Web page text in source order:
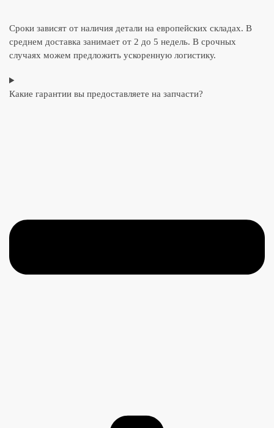
Сроки зависят от наличия детали на европейских складах. В
среднем доставка занимает от 2 до 5 недель. В срочных
случаях можем предложить ускоренную логистику.
Какие гарантии вы предоставляете на запчасти?